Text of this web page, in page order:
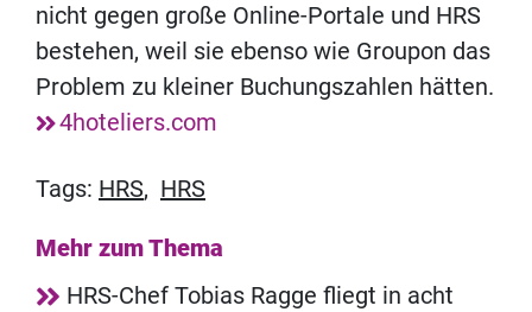
nicht gegen große Online-Portale und HRS
bestehen, weil sie ebenso wie Groupon das
Problem zu kleiner Buchungszahlen hätten.
4hoteliers.com
Tags: HRS, HRS
Mehr zum Thema
HRS-Chef Tobias Ragge fliegt in acht